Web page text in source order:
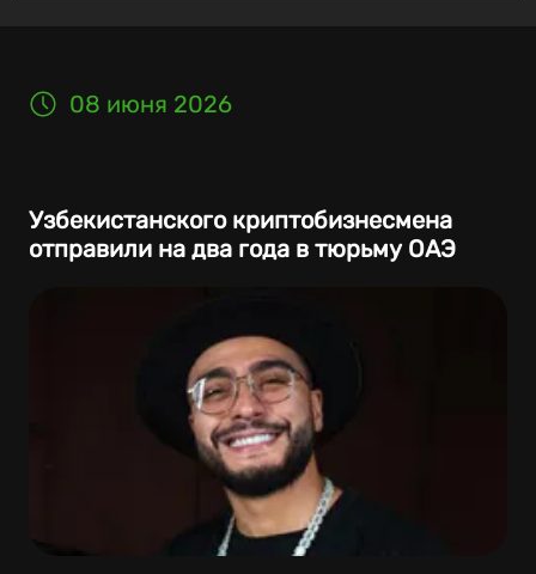
08 июня 2026
Узбекистанского криптобизнесмена
отправили на два года в тюрьму ОАЭ